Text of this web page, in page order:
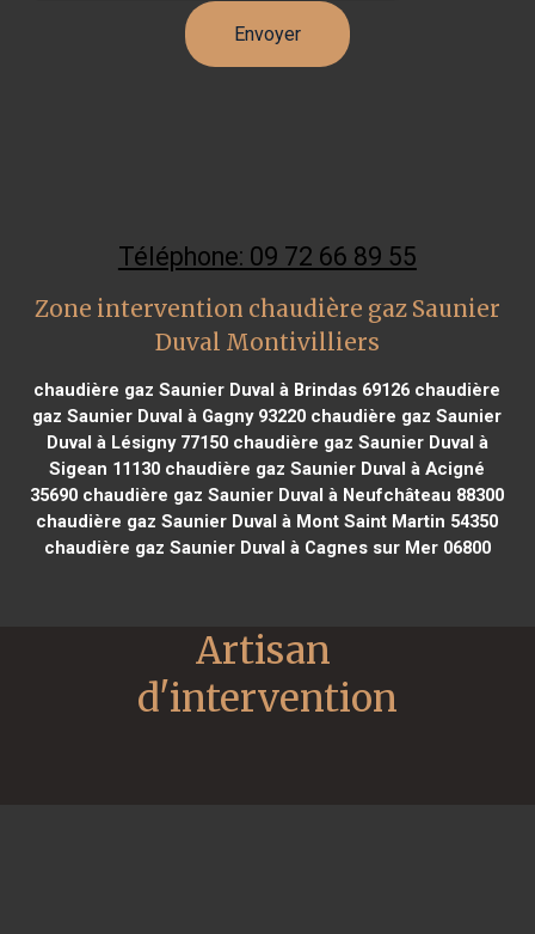
Téléphone: 09 72 66 89 55
Zone intervention chaudière gaz Saunier
Duval Montivilliers
chaudière gaz Saunier Duval à Brindas 69126 chaudière
gaz Saunier Duval à Gagny 93220 chaudière gaz Saunier
Duval à Lésigny 77150chaudière gaz Saunier Duval à
Sigean 11130 chaudière gaz Saunier Duval à Acigné
35690 chaudière gaz Saunier Duval à Neufchâteau 88300
chaudière gaz Saunier Duval à Mont Saint Martin 54350
chaudière gaz Saunier Duval à Cagnes sur Mer 06800
Artisan
d'intervention